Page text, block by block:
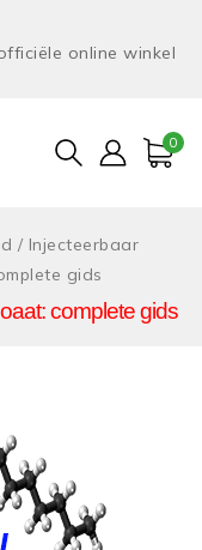
online winkel
0
/ Injecteerbaar
gids
complete gids